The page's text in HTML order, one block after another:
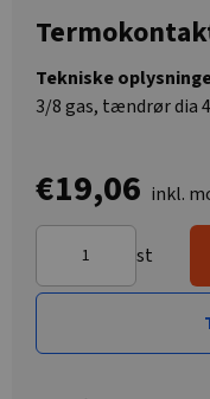
Tekniske
3/8 gas, tændrør dia
€19,06 inkl.
st